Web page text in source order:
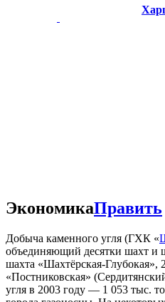
ЭкономикаПравить
Добыча каменного угля (ГХК «
объединяющий десятки шахт и
шахта «Шахтёрская-
«Постниковская»
угля в 2003 году — 1 053 тыс.